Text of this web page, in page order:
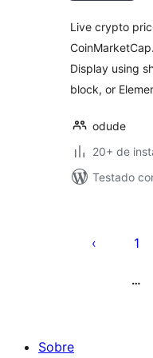
Live crypto
Display using
block, or
odude
20+ de
Testado
1
…
Sobre